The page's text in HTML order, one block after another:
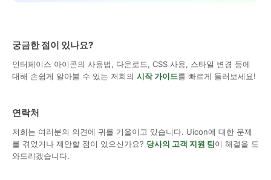
궁금한 점이 있나요?
인터페이스 아이콘의 사용법, 다운로드, CSS 사용, 스타일 변경 등에
대해 손쉽게 알아볼 수 있는 저희의 시작 가이드를 빠르게 둘러보세요!
연락처
저희는 여러분의 의견에 귀를 기울이고 있습니다. Uicon에 대한 문제
를 겪었거나 제안할 점이 있으신가요? 당사의 고객 지원 팀이 해결을 도
와드리겠습니다.